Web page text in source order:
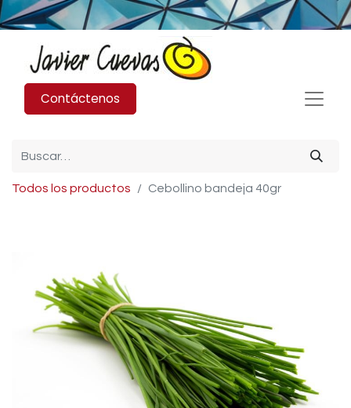
Contáctenos
Todos los productos Cebollino bandeja 40gr